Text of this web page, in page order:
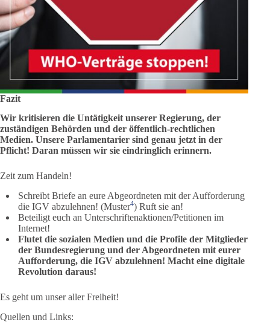
Fazit
Wir kritisieren die Untätigkeit unserer Regierung, der
zuständigen Behörden und der öffentlich-rechtlichen
Medien. Unsere Parlamentarier sind genau jetzt in der
Pflicht! Daran müssen wir sie eindringlich erinnern.
Zeit zum Handeln!
Schreibt Briefe an eure Abgeordneten mit der Aufforderung
die IGV abzulehnen! (Muster4) Ruft sie an!
Beteiligt euch an Unterschriftenaktionen/Petitionen im
Internet!
Flutet die sozialen Medienund die Profile der Mitglieder
der Bundesregierung und der Abgeordneten mit eurer
Aufforderung, die IGV abzulehnen! Macht eine digitale
Revolution daraus!
Es geht um unser aller Freiheit!
Quellen und Links: